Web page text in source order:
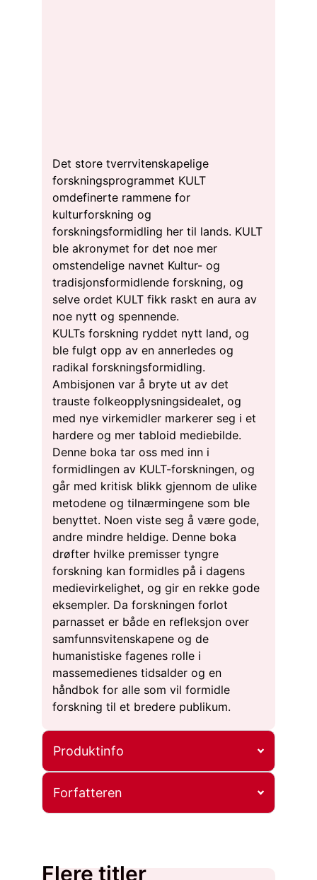
Det store tverrvitenskapelige
forskningsprogrammet KULT
omdefinerte rammene for
kulturforskning og
forskningsformidling her til lands. KULT
ble akronymet for det noe mer
omstendelige navnet Kultur- og
tradisjonsformidlende forskning, og
selve ordet KULT fikk raskt en aura av
noe nytt og spennende.
KULTs forskning ryddet nytt land, og
ble fulgt opp av en annerledes og
radikal forskningsformidling.
Ambisjonen var å bryte ut av det
trauste folkeopplysningsidealet, og
med nye virkemidler markerer seg i et
hardere og mer tabloid mediebilde.
Denne boka tar oss med inn i
formidlingen av KULT-forskningen, og
går med kritisk blikk gjennom de ulike
metodene og tilnærmingene som ble
benyttet. Noen viste seg å være gode,
andre mindre heldige. Denne boka
drøfter hvilke premisser tyngre
forskning kan formidles på i dagens
medievirkelighet, og gir en rekke gode
eksempler. Da forskningen forlot
parnasset er både en refleksjon over
samfunnsvitenskapene og de
humanistiske fagenes rolle i
massemedienes tidsalder og en
håndbok for alle som vil formidle
forskning til et bredere publikum.
Produktinfo
Forfatteren
Flere titler